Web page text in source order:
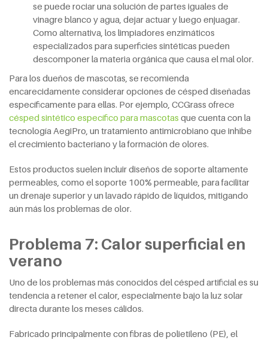
se puede rociar una solución de partes iguales de
vinagre blanco y agua, dejar actuar y luego enjuagar.
Como alternativa, los limpiadores enzimáticos
especializados para superficies sintéticas pueden
descomponer la materia orgánica que causa el mal olor.
Para los dueños de mascotas, se recomienda
encarecidamente considerar opciones de césped diseñadas
específicamente para ellas. Por ejemplo, CCGrass ofrece
césped sintético específico para mascotas que cuenta con la
tecnología AegiPro, un tratamiento antimicrobiano que inhibe
el crecimiento bacteriano y la formación de olores.
Estos productos suelen incluir diseños de soporte altamente
permeables, como el soporte 100% permeable, para facilitar
un drenaje superior y un lavado rápido de líquidos, mitigando
aún más los problemas de olor.
Problema 7: Calor superficial en
verano
Uno de los problemas más conocidos del césped artificial es su
tendencia a retener el calor, especialmente bajo la luz solar
directa durante los meses cálidos.
Fabricado principalmente con fibras de polietileno (PE), el